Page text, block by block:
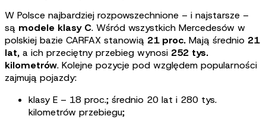
W Polsce najbardziej rozpowszechnione – i najstarsze –
są modele klasy C. Wśród wszystkich Mercedesów w
polskiej bazie CARFAX stanowią 21 proc. Mają średnio 21
lat, a ich przeciętny przebieg wynosi 252 tys.
kilometrów. Kolejne pozycje pod względem popularności
zajmują pojazdy:
klasy E – 18 proc.; średnio 20 lat i 280 tys.
kilometrów przebiegu;